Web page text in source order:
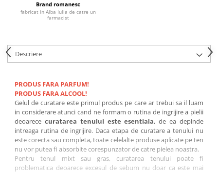
Brand romanesc
fabricat in Alba Iulia de catre un
farmacist
Descriere
PRODUS FARA PARFUM!
PRODUS FARA ALCOOL!
Gelul de curatare este primul produs pe care ar trebui sa il luam
in considerare atunci cand ne formam o rutina de ingrijire a pielii
deoarece curatarea tenului este esentiala, de ea depinde
intreaga rutina de ingrijire. Daca etapa de curatare a tenului nu
este corecta sau completa, toate celelalte produse aplicate pe ten
nu vor putea fi absorbite corespunzator de catre pielea noastra.
Pentru tenul mixt sau gras, curatarea tenului poate fi
problematica deoarece excesul de sebum nu doar ca este mai